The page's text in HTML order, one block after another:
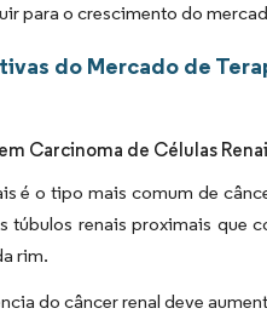
para o crescimento do
do Mercado de
Carcinoma de Células
é o tipo mais comum de
túbulos renais proximais que
rim.
do câncer renal deve